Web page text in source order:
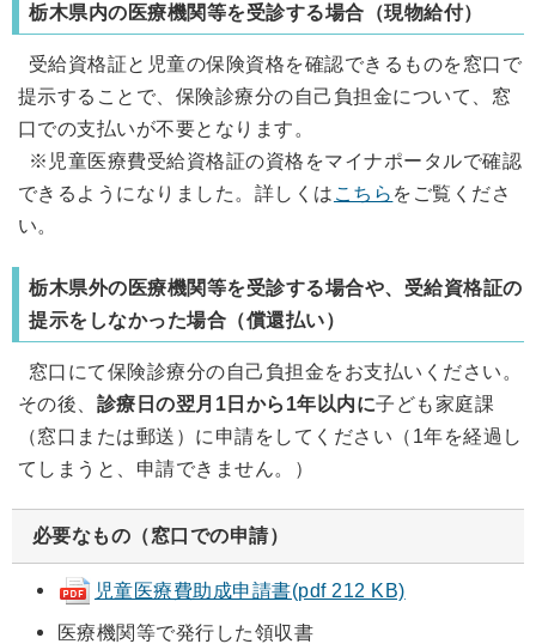
栃木県内の医療機関等を受診する場合（現物給付）
受給資格証と児童の保険資格を確認できるものを窓口で
提示することで、保険診療分の自己負担金について、窓
口での支払いが不要となります。
※児童医療費受給資格証の資格をマイナポータルで確認
できるようになりました。詳しくは こちら をご覧くださ
い。
栃木県外の医療機関等を受診する場合や、受給資格証の
提示をしなかった場合（償還払い）
窓口にて保険診療分の自己負担金をお支払いください。
その後、 診療日の翌月1日から1年以内に子ども家庭課
（窓口または郵送）に申請をしてください（1年を経過し
てしまうと、申請できません。）
必要なもの（窓口での申請）
児童医療費助成申請書(pdf 212 KB)
医療機関等で発行した領収書